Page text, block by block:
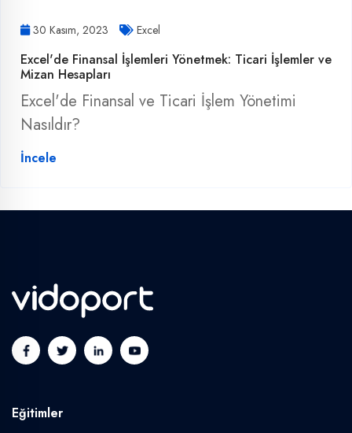
30 Kasım, 2023 Excel
Excel'de Finansal İşlemleri Yönetmek: Ticari İşlemler ve
Mizan Hesapları
Excel'de Finansal ve Ticari İşlem Yönetimi
Nasıldır?
İncele
Eğitimler